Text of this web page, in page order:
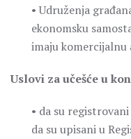
• Udruženja
ekonomsku
imaju komercijalnu
Uslovi za učešće u
• da su
da su upisani u